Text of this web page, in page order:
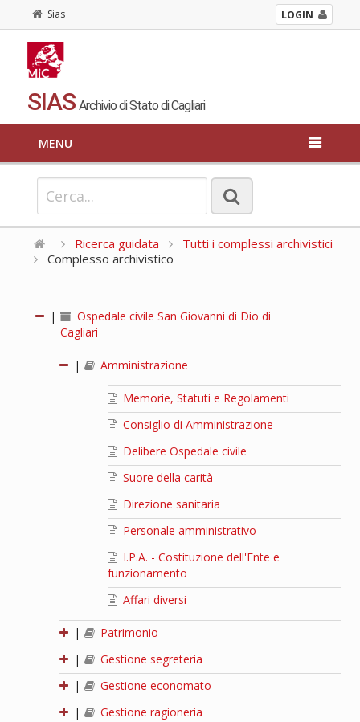
Sias LOGIN
SIAS Archivio di Stato di Cagliari
MENU
Ricerca guidata
Tutti i complessi archivistici
Complesso archivistico
|
Ospedale civile San Giovanni di Dio di
Cagliari
| Amministrazione
Memorie, Statuti e Regolamenti
Consiglio di Amministrazione
Delibere Ospedale civile
Suore della carità
Direzione sanitaria
Personale amministrativo
I.P.A. - Costituzione dell'Ente e
funzionamento
Affari diversi
|
Patrimonio
|
Gestione segreteria
|
Gestione economato
|
Gestione ragioneria